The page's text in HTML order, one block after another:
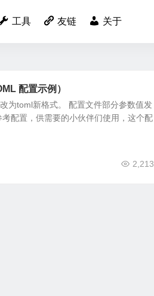
工具 友链 关于
配置示例）
为toml新格式。 配置文件部分参数值发
配置，供需要的小伙伴们使用，这个配
2,213